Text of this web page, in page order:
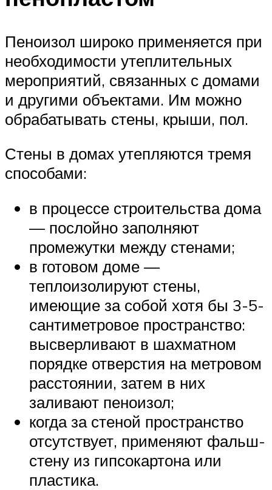
Пеноизол широко применяется при
необходимости утеплительных
мероприятий, связанных с домами
и другими объектами. Им можно
обрабатывать стены, крыши, пол.
Стены в домах утепляются тремя
способами:
в процессе строительства дома
— послойно заполняют
промежутки между стенами;
в готовом доме —
теплоизолируют стены,
имеющие за собой хотя бы 3-5-
сантиметровое пространство:
высверливают в шахматном
порядке отверстия на метровом
расстоянии, затем в них
заливают пеноизол;
когда за стеной пространство
отсутствует, применяют фальш-
стену из гипсокартона или
пластика.